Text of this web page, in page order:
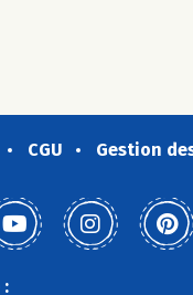
CGU Gestion
: